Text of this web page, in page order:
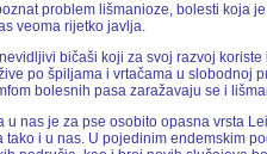
problem lišmanioze, bolesti koja
veoma rijetko javlja.
bičaši koji za svoj razvoj
po špiljama i vrtačama u
bolesnih pasa zaražavaju se i
u nas je za pse osobito opasna vrsta
i u nas. U pojedinim endemskim